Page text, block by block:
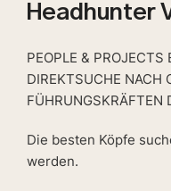
Headhunter
PEOPLE & PROJECTS
DIREKTSUCHE NACH
FÜHRUNGSKRÄFTEN
Die besten Köpfe
werden.